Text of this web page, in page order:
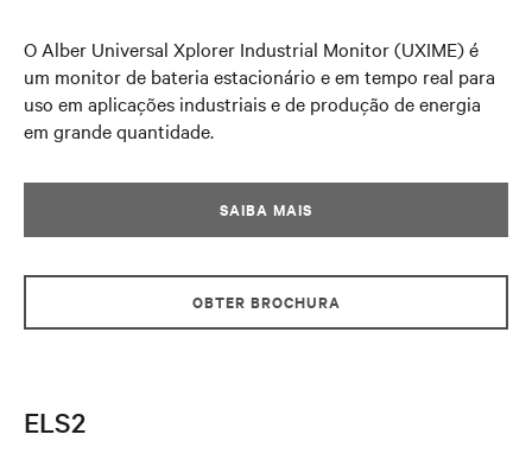
O Alber Universal Xplorer Industrial Monitor (UXIME) é
um monitor de bateria estacionário e em tempo real para
uso em aplicações industriais e de produção de energia
em grande quantidade.
SAIBA MAIS
OBTER BROCHURA
ELS2